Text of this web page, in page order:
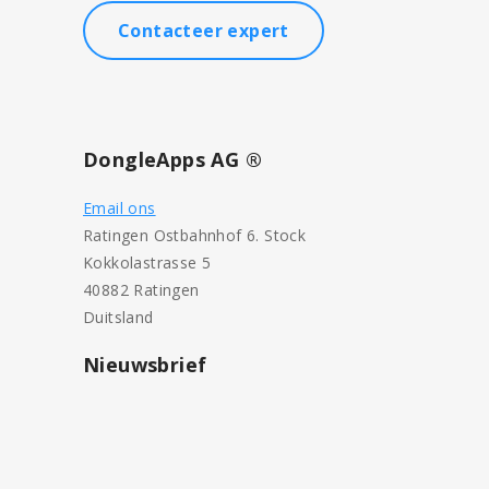
Contacteer expert
DongleApps AG ®
Email ons
Ratingen Ostbahnhof 6. Stock
Kokkolastrasse 5
40882 Ratingen
Duitsland
Nieuwsbrief